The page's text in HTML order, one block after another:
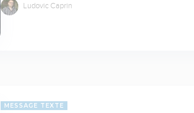
Ludovic Caprin
MESSAGE TEXTE